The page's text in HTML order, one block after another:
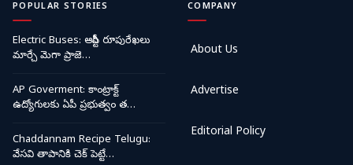
POPULAR STORIES
Electric Buses: ఆర్టీసీ రూపురేఖలు
మార్చే మెగా ప్రాజె…
AP Goverment: కాంట్రాక్ట్
ఉద్యోగులకు ఏపీ ప్రభుత్వం త…
Chaddannam Recipe Telugu:
వేసవి తాపానికి చెక్ పెట్టే…
COMPANY
About Us
Advertise
Editorial Policy